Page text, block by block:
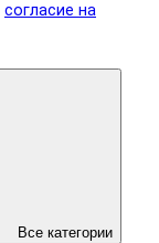
согласие на
Все категории